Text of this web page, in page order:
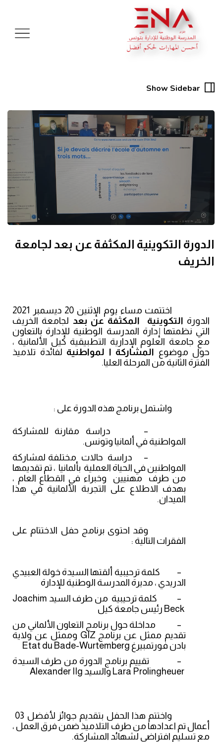
Show Sidebar
الدورة التكوينية المكثفة عن بعد لجامعة
الخريف
اختتمت مساء يوم الإثنين 20 ديسمبر 2021
الدورة التكوينية المكثفة عن بعد لجامعة الخريف
التي نظمتها إدارة المدرسة الوطنية للإدارة بالتعاون
مع جامعة العلوم الإدارية التطبيقية كيل الألمانية ،
حول موضوع المشاركة ا لمواطنية لفائدة تلاميذ
الفترة الثانية من المرحلة العليا.
واشتمل برنامج هذه الدورة على :
–
دراسة مقارنة للمشاركة
المواطنية في ألمانيا وتونس.
–
دراسة حالات مختلفة لمشاركة
المواطنين في الحياة العملية بألمانيا ، تم تقديمها
من طرف مهنيين وخبراء في القطاع العام ،
بهدف الاطلاع على التجربة الألمانية في هذا
الميدان.
وقد احتوى برنامج حفل الاختتام على
الفقرات التالية :
–
كلمة ترحيبية ألقتها السيدة خولة العبيدي
الدريدي ، مديرة المدرسة الوطنية للإدارة
–
كلمة ترحيبية من طرف السيد Joachim
Beck رئيس جامعة كيل
–
مداخلة حول برنامج التعاون الألماني من
تقديم ممثل عن برنامج GIZ وممثل عن ولاية
بادن فورتمبيرغ Etat du Bade-Wurtemberg
–
تقييم برنامج الدورة من طرف السيدة
Lara Prolingheuer والسيد Alexander IIg
أعمال تم اعدادها من طرف التلاميذ ضمن فرق العمل ،
مع تسليم افتراضي لشهائد المشاركة.